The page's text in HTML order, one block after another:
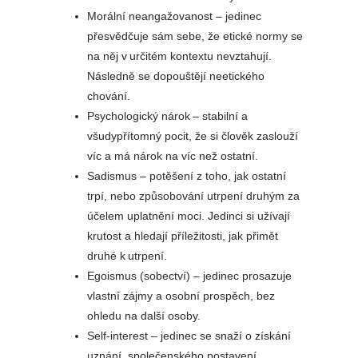
Morální neangažovanost – jedinec
přesvědčuje sám sebe, že etické normy se
na něj v určitém kontextu nevztahují.
Následně se dopouštějí neetického
chování.
Psychologický nárok – stabilní a
všudypřítomný pocit, že si člověk zaslouží
víc a má nárok na víc než ostatní.
Sadismus – potěšení z toho, jak ostatní
trpí, nebo způsobování utrpení druhým za
účelem uplatnění moci. Jedinci si užívají
krutost a hledají příležitosti, jak přimět
druhé k utrpení.
Egoismus (sobectví) – jedinec prosazuje
vlastní zájmy a osobní prospěch, bez
ohledu na další osoby.
Self-interest – jedinec se snaží o získání